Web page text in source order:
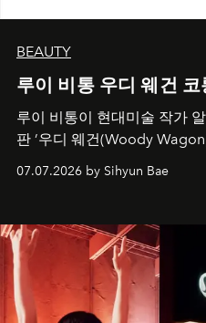
BEAUTY
루이 비통 우디 웨건 코
루이 비통이 현대미술 작가
판 ’우디 웨건(Woody
07.07.2026 by Sihyun Bae